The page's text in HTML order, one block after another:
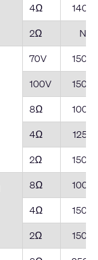
4Ω
1400
2Ω
NR*
70V
1500
100V
1500
8Ω
1000
4Ω
1250
2Ω
1500
8Ω
1000
4Ω
1500
2Ω
1500